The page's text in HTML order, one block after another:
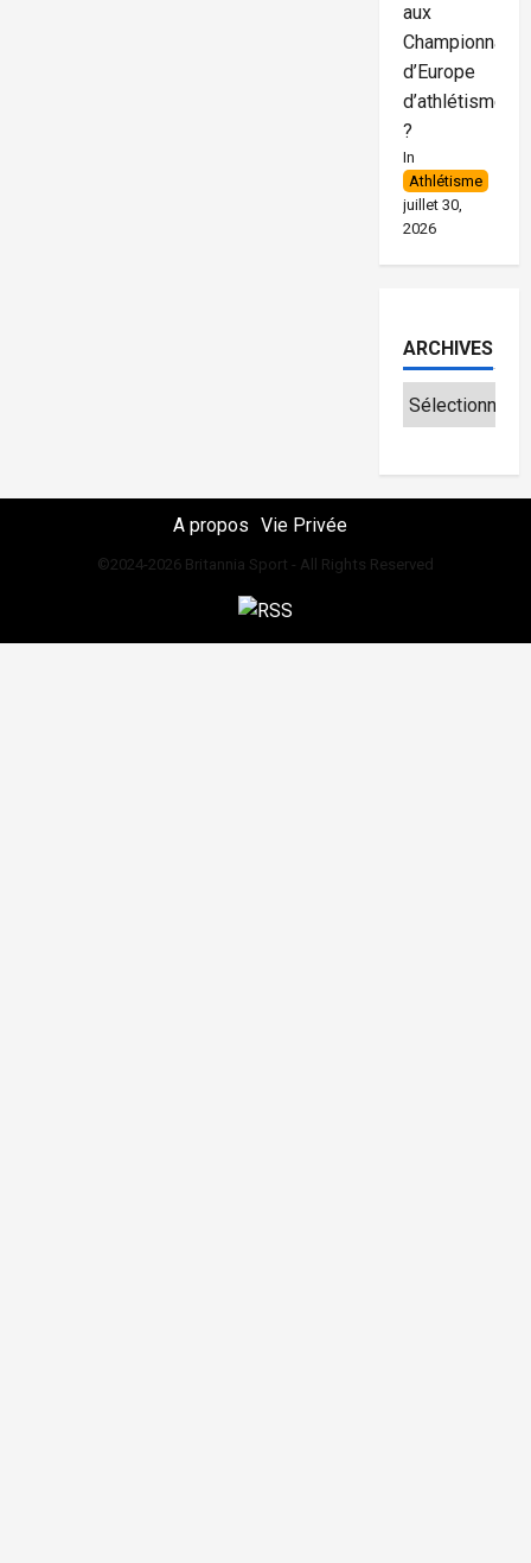
aux
Championnats
d’Europe
d’athlétisme
?
In
Athlétisme
juillet 30,
2026
ARCHIVES
A propos Vie Privée
©2024-2026 Britannia Sport - All Rights Reserved